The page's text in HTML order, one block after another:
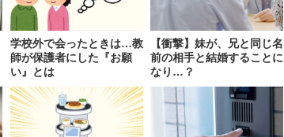
学校外で会ったときは…教
師が保護者にした『お願
い』とは
【衝撃】妹が、兄と同じ名
前の相手と結婚することに
なり…？